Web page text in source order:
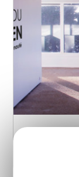
Galerie